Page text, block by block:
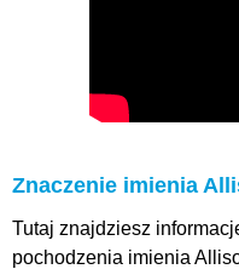
Znaczenie imienia
Tutaj znajdziesz
pochodzenia imienia